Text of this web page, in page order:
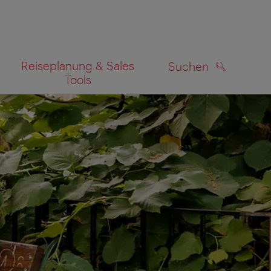
Reiseplanung & Sales
Tools
Suchen
SUCHEN